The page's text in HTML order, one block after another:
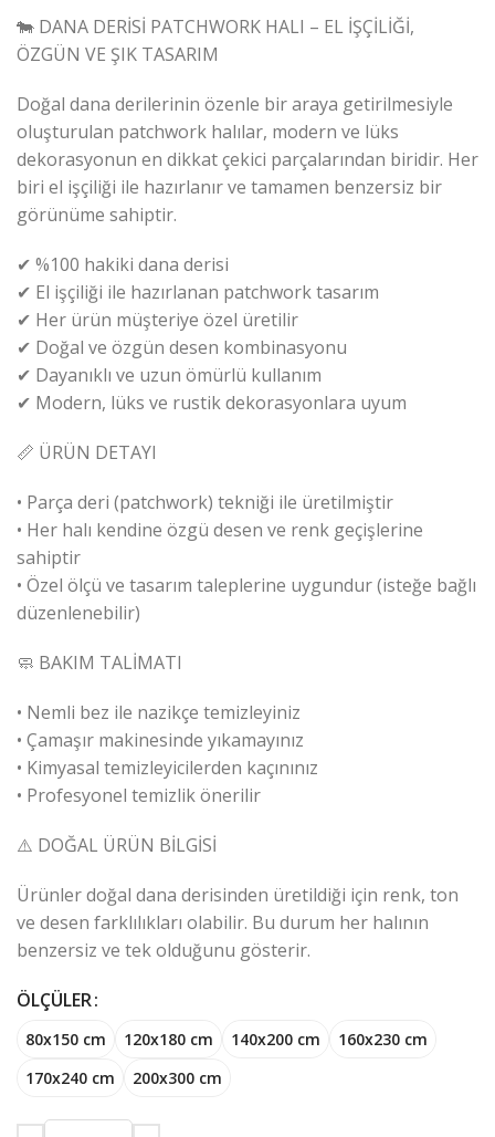
🐄 DANA DERİSİ PATCHWORK HALI – EL İŞÇİLİĞİ,
ÖZGÜN VE ŞIK TASARIM
Doğal dana derilerinin özenle bir araya getirilmesiyle
oluşturulan patchwork halılar, modern ve lüks
dekorasyonun en dikkat çekici parçalarından biridir. Her
biri el işçiliği ile hazırlanır ve tamamen benzersiz bir
görünüme sahiptir.
✔ %100 hakiki dana derisi
✔ El işçiliği ile hazırlanan patchwork tasarım
✔ Her ürün müşteriye özel üretilir
✔ Doğal ve özgün desen kombinasyonu
✔ Dayanıklı ve uzun ömürlü kullanım
✔ Modern, lüks ve rustik dekorasyonlara uyum
📏 ÜRÜN DETAYI
• Parça deri (patchwork) tekniği ile üretilmiştir
• Her halı kendine özgü desen ve renk geçişlerine
sahiptir
• Özel ölçü ve tasarım taleplerine uygundur (isteğe bağlı
düzenlenebilir)
🧼 BAKIM TALİMATI
• Nemli bez ile nazikçe temizleyiniz
• Çamaşır makinesinde yıkamayınız
• Kimyasal temizleyicilerden kaçınınız
• Profesyonel temizlik önerilir
⚠️ DOĞAL ÜRÜN BİLGİSİ
Ürünler doğal dana derisinden üretildiği için renk, ton
ve desen farklılıkları olabilir. Bu durum her halının
benzersiz ve tek olduğunu gösterir.
ÖLÇÜLER
80x150 cm 120x180 cm 140x200 cm
160x230 cm
170x240 cm
200x300 cm